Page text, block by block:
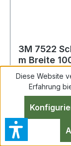
3M 7522
m Breite
grau 3M
und Reinigen
Anrauhen
Diese Website
Erfahrung